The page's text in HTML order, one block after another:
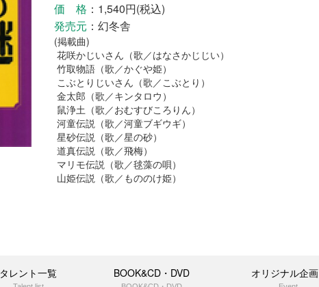
価 格 ：1,540円(税込)
発売元 ：幻冬舎
(掲載曲)
花咲かじいさん（歌／はなさかじじい）
竹取物語（歌／かぐや姫）
こぶとりじいさん（歌／こぶとり）
金太郎（歌／キンタロウ）
鼠浄土（歌／おむすびころりん）
河童伝説（歌／河童ブギウギ）
星砂伝説（歌／星の砂）
道真伝説（歌／飛梅）
マリモ伝説（歌／毬藻の唄）
山姫伝説（歌／もののけ姫）
タレント一覧 BOOK&CD・DVD オリジナル企画